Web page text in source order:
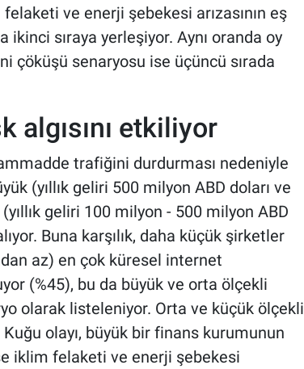
ve enerji şebekesi arızasının eş
ikinci sıraya yerleşiyor. Aynı oranda oy
çöküşü senaryosu ise üçüncü sırada
etkiliyor
trafiğini durdurması nedeniyle
(yıllık geliri 500 milyon ABD doları ve
geliri 100 milyon - 500 milyon ABD
Buna karşılık, daha küçük şirketler
az) en çok küresel internet
(%45), bu da büyük ve orta ölçekli
olarak listeleniyor. Orta ve küçük ölçekli
olayı, büyük bir finans kurumunun
iklim felaketi ve enerji şebekesi